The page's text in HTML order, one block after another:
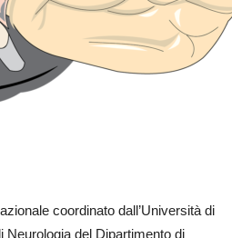
coordinato dall’Università di
del Dipartimento di